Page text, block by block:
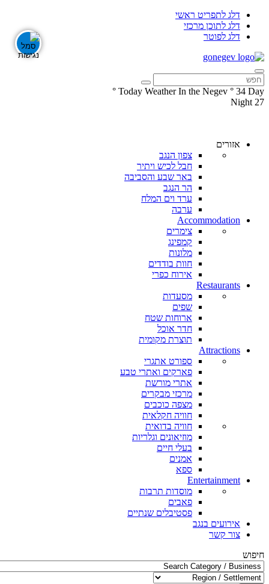
דלג לתפריט ראשי
דלג לתוכן מרכזי
דלג לפוטר
Today Weather In the Negev ° 34 Day
°
27
Night
Facebook
Instagramאזורים
צפון הנגב
חבל לכיש ויתיר
באר שבע והסביבה
הר הנגב
ערד וים המלח
ערבה
Accommodation
צימרים
קמפינג
מלונות
חוות בודדים
אירוח כפרי
Restaurants
מסעדות
שפים
ארוחות שטח
חדר אוכל
תוצרת מקומית
Attractions
ספורט אתגרי
פארקים ואתרי טבע
אתרי מורשת
מרכזי מבקרים
מצפה כוכבים
חוויה חקלאית
חוויה בדואית
מוזיאונים וגלריות
בעלי חיים
אמנים
ספא
Entertainment
מוסדות תרבות
פאבים
פסטיבלים שנתיים
אירועים בנגב
צור קשר
חיפוש